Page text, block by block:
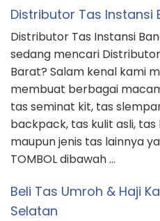
Distributor Tas Instansi
Distributor Tas Instansi
sedang mencari
Barat? Salam kenal kami
membuat berbagai
tas seminat kit, tas
backpack, tas kulit asli,
maupun jenis tas lainnya
TOMBOL dibawah …
Beli Tas Umroh & Haji
Selatan